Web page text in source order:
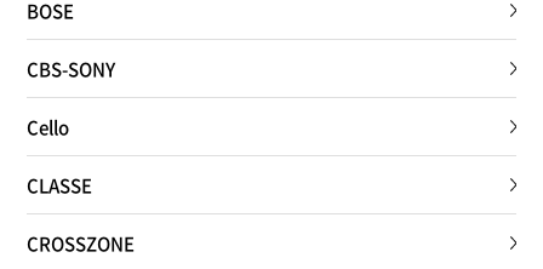
BOSE
CBS-SONY
Cello
CLASSE
CROSSZONE